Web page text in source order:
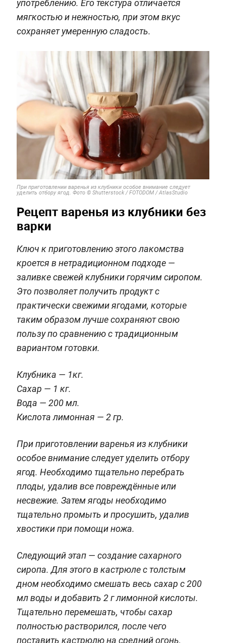
употреблению. Его текстура отличается
мягкостью и нежностью, при этом вкус
сохраняет умеренную сладость.
При приготовлении варенья из клубники особое внимание следует
уделить отбору ягод. Фото © Shutterstock / FOTODOM / AtlasStudio
Рецепт варенья из клубники без
варки
Ключ к приготовлению этого лакомства
кроется в нетрадиционном подходе —
заливке свежей клубники горячим сиропом.
Это позволяет получить продукт с
практически свежими ягодами, которые
таким образом лучше сохраняют свою
пользу по сравнению с традиционным
вариантом готовки.
Клубника — 1кг.
Сахар — 1 кг.
Вода — 200 мл.
Кислота лимонная — 2 гр.
При приготовлении варенья из клубники
особое внимание следует уделить отбору
ягод. Необходимо тщательно перебрать
плоды, удалив все повреждённые или
несвежие. Затем ягоды необходимо
тщательно промыть и просушить, удалив
хвостики при помощи ножа.
Следующий этап — создание сахарного
сиропа. Для этого в кастрюле с толстым
дном необходимо смешать весь сахар с 200
мл воды и добавить 2 г лимонной кислоты.
Тщательно перемешать, чтобы сахар
полностью растворился, после чего
поставить кастрюлю на средний огонь,